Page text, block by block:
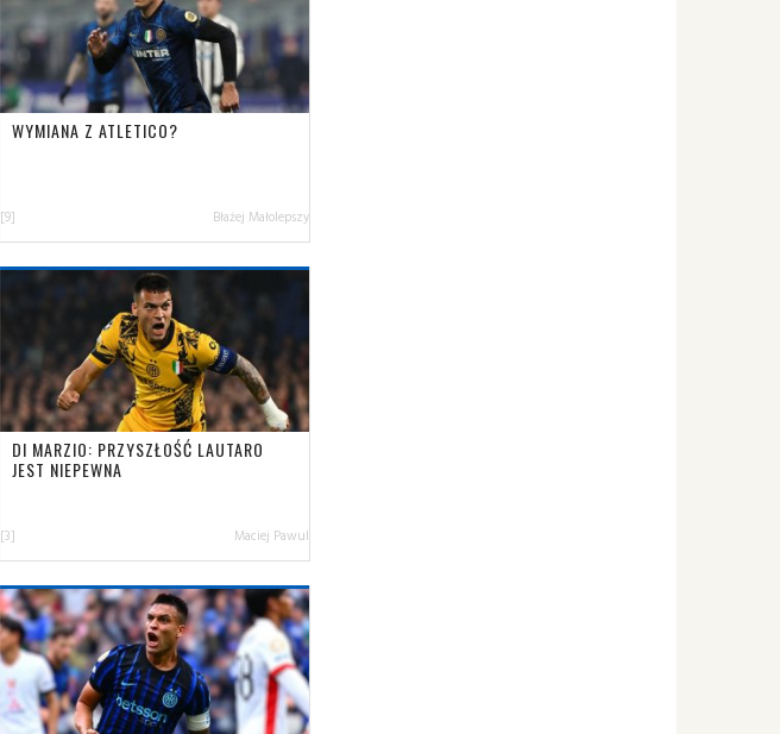
WYMIANA Z ATLETICO?
[9] Błażej Małolepszy
DI MARZIO: PRZYSZŁOŚĆ LAUTARO
JEST NIEPEWNA
[3] Maciej Pawul